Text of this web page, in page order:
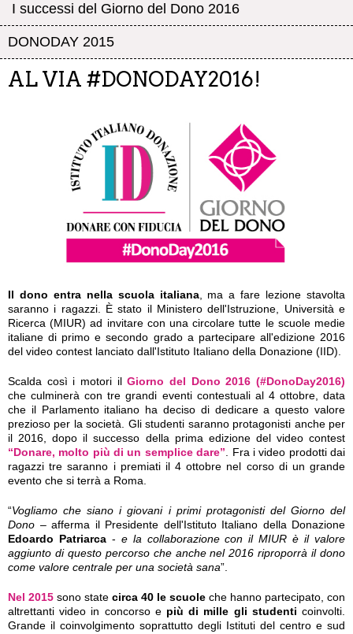
I successi del Giorno del Dono 2016
DONODAY 2015
AL VIA #DONODAY2016!
Il dono entra nella scuola italiana, ma a fare lezione stavolta
saranno i ragazzi. È stato il Ministero dell'Istruzione, Università e
Ricerca (MIUR) ad invitare con una circolare tutte le scuole medie
italiane di primo e secondo grado a partecipare all'edizione 2016
del video contest lanciato dall'Istituto Italiano della Donazione (IID).
Scalda così i motori ilGiorno del Dono 2016 (#DonoDay2016)
che culminerà con tre grandi eventi contestuali al 4 ottobre, data
che il Parlamento italiano ha deciso di dedicare a questo valore
prezioso per la società. Gli studenti saranno protagonisti anche per
il 2016, dopo il successo della prima edizione del video contest
“Donare, molto più di un semplice dare”. Fra i video prodotti dai
ragazzi tre saranno i premiati il 4 ottobre nel corso di un grande
evento che si terrà a Roma.
“Vogliamo che siano i giovani i primi protagonisti del Giorno del
Dono – afferma il Presidente dell'Istituto Italiano della Donazione
Edoardo Patriarca- e la collaborazione con il MIUR è il valore
aggiunto di questo percorso che anche nel 2016 riproporrà il dono
come valore centrale per una società sana”.
Nel 2015 sono state circa 40 le scuole che hanno partecipato, con
altrettanti video in concorso e più di mille gli studenti coinvolti.
Grande il coinvolgimento soprattutto degli Istituti del centro e sud